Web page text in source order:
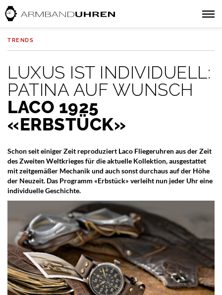
TRENDS
LUXUS IST INDIVIDUELL:
PATINA AUF WUNSCH
LACO 1925
«ERBSTÜCK»
Schon seit einiger Zeit reproduziert Laco Fliegeruhren aus der Zeit
des Zweiten Weltkrieges für die aktuelle Kollektion, ausgestattet
mit zeitgemäßer Mechanik und auch sonst durchaus auf der Höhe
der Neuzeit. Das Programm «Erbstück» verleiht nun jeder Uhr eine
individuelle Geschichte.